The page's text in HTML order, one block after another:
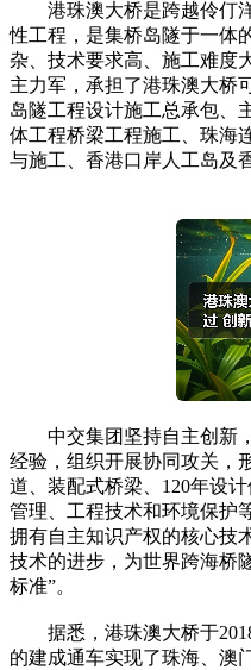
港珠澳大桥是跨越伶仃洋
性工程，是集桥岛隧于一体
杂、技术要求高、施工难度
主力军，承担了港珠澳大桥
岛隧工程设计施工总承包、
体工程桥梁工程施工、珠海
与施工、香港口岸人工岛及
中交集团坚持自主创新，
经验，组织开展协同攻关，
道、装配式桥梁、120年设
管理、工程技术和环境保护
拥有自主知识产权的核心技
技术的进步，为世界跨海桥
标准”。
据悉，港珠澳大桥于2018
的建成通车实现了珠海、澳